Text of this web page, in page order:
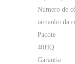
Número de
tamanho da
Pacote
40HQ
Garantia